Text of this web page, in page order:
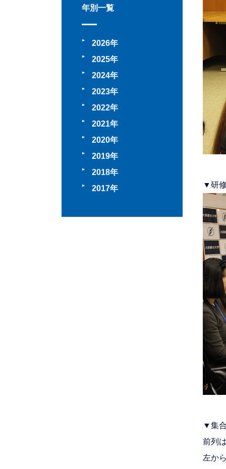
▼研
▼集
前列
左か
年別一覧
2026
2025
2024
2023
2022
2021
2020
2019
2018
2017